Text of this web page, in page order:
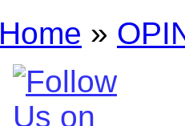
Home »